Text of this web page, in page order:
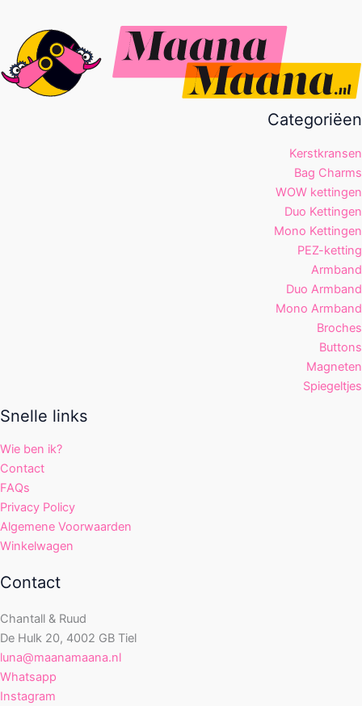
Categoriëen
Kerstkransen
Bag Charms
WOW kettingen
Duo Kettingen
Mono Kettingen
PEZ-ketting
Armband
Duo Armband
Mono Armband
Broches
Buttons
Magneten
Spiegeltjes
Snelle links
Wie ben ik?
Contact
FAQs
Privacy Policy
Algemene Voorwaarden
Winkelwagen
Contact
Chantall & Ruud
De Hulk 20, 4002 GB Tiel
luna@maanamaana.nl
Whatsapp
Instagram